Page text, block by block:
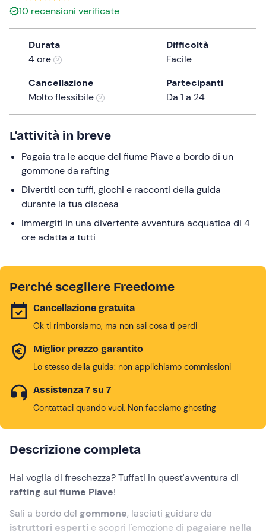
the
question
mark
keyboard
shortcuts
for
changing
dates.
10 recensioni verificate
Durata
4 ore
Difficoltà
Facile
Cancellazione
Molto flessibile
Partecipanti
Da 1 a 24
L’attività in breve
Pagaia tra le acque del fiume Piave a bordo di un
gommone da rafting
Divertiti con tuffi, giochi e racconti della guida
durante la tua discesa
Immergiti in una divertente avventura acquatica di 4
ore adatta a tutti
Perché scegliere Freedome
Cancellazione gratuita
Ok ti rimborsiamo, ma non sai cosa ti perdi
Miglior prezzo garantito
Lo stesso della guida: non applichiamo commissioni
Assistenza 7 su 7
Contattaci quando vuoi. Non facciamo ghosting
Descrizione completa
Hai voglia di freschezza? Tuffati in quest'avventura di
rafting sul fiume Piave!
Sali a bordo del gommone, lasciati guidare da
istruttori esperti e scopri l'emozione di pagaiare nella